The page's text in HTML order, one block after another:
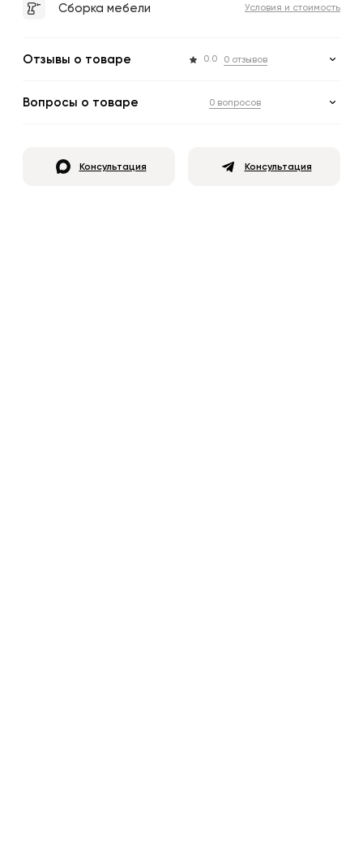
Сборка мебели Условия и стоимость
Отзывы о товаре 0.0 0 отзывов
Вопросы о товаре 0 вопросов
Консультация Консультация